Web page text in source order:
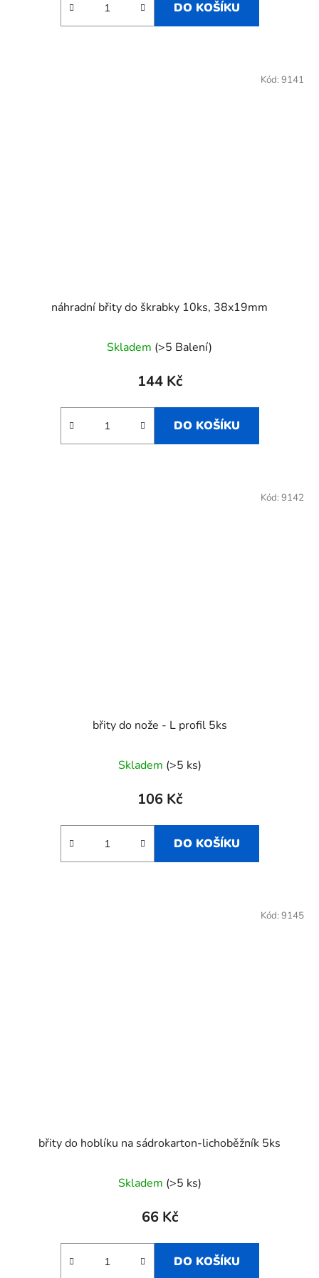
DO KOŠÍKU
náhradní břity do škrabky 10ks, 38x19mm
Skladem (>5 Balení)
144 Kč
DO KOŠÍKU
Kód: 9141
břity do nože - L profil 5ks
Skladem (>5 ks)
106 Kč
DO KOŠÍKU
Kód: 9142
břity do hoblíku na sádrokarton-lichoběžník 5ks
Skladem (>5 ks)
66 Kč
DO KOŠÍKU
Kód: 9145